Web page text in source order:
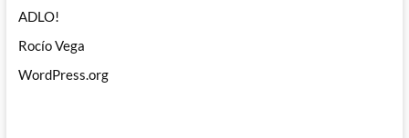
ADLO!
Rocío Vega
WordPress.org